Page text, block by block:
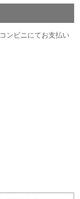
ンビニにてお支払い